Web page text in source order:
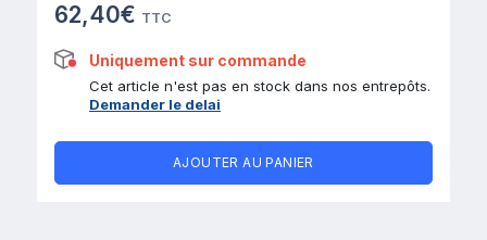
62,40€ TTC
Uniquement sur commande
Cet article n'est pas en stock dans nos entrepôts.
Demander le delai
AJOUTER AU PANIER